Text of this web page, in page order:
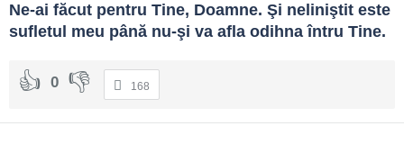
Ne-ai făcut pentru Tine, Doamne. Şi neliniştit este
sufletul meu până nu-şi va afla odihna întru Tine.
0 168